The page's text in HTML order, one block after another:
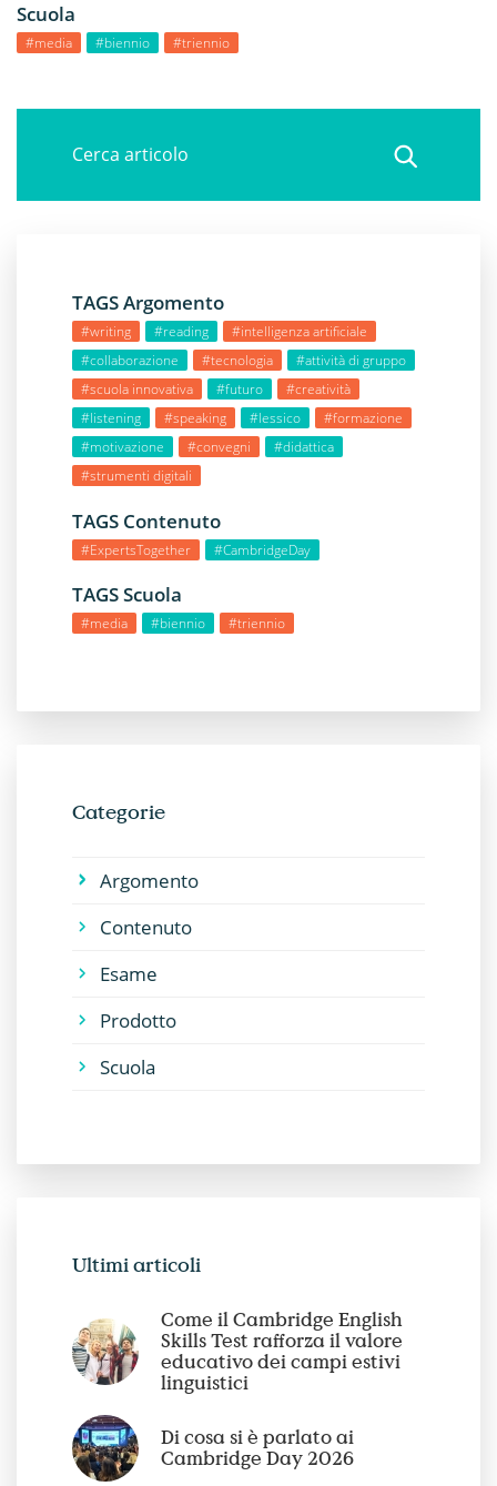
Scuola
#media #biennio #triennio
TAGS Argomento
#writing #reading
#intelligenza artificiale
#collaborazione
#tecnologia
#attività di gruppo
#scuola innovativa
#futuro
#creatività
#listening
#speaking #lessico
#formazione
#motivazione
#convegni
#didattica
#strumenti digitali
TAGS Contenuto
#ExpertsTogether #CambridgeDay
TAGS Scuola
#media #biennio #triennio
Categorie
Argomento
Contenuto
Esame
Prodotto
Scuola
Ultimi articoli
Come il Cambridge English
Skills Test rafforza il valore
educativo dei campi estivi
linguistici
Di cosa si è parlato ai
Cambridge Day 2026